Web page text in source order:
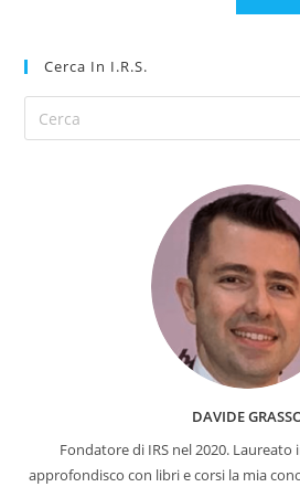
Cerca In I.R.S.
DAVIDE
Fondatore di IRS nel 2020. Laureato
approfondisco con libri e corsi la mia